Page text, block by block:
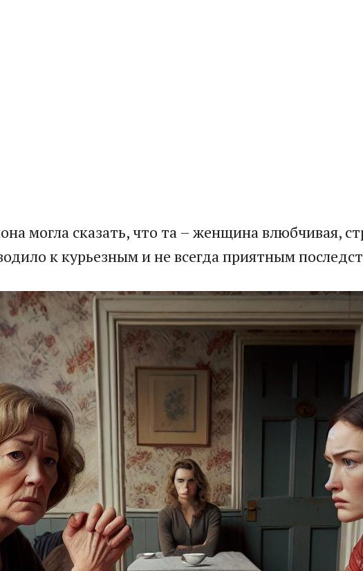
могла сказать, что та – женщина влюбчивая,
к курьезным и не всегда приятным